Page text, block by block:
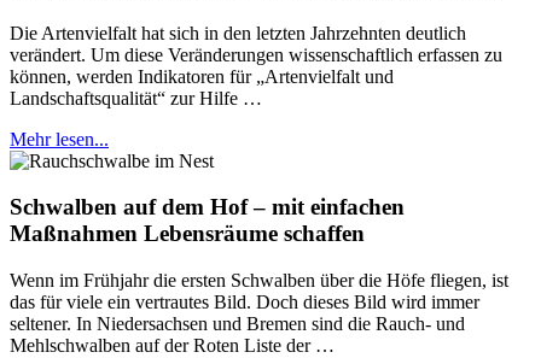
Die Artenvielfalt hat sich in den letzten Jahrzehnten deutlich
verändert. Um diese Veränderungen wissenschaftlich erfassen zu
können, werden Indikatoren für „Artenvielfalt und
Landschaftsqualität“ zur Hilfe …
Mehr lesen...
Schwalben auf dem Hof – mit einfachen
Maßnahmen Lebensräume schaffen
Wenn im Frühjahr die ersten Schwalben über die Höfe fliegen, ist
das für viele ein vertrautes Bild. Doch dieses Bild wird immer
seltener. In Niedersachsen und Bremen sind die Rauch- und
Mehlschwalben auf der Roten Liste der …